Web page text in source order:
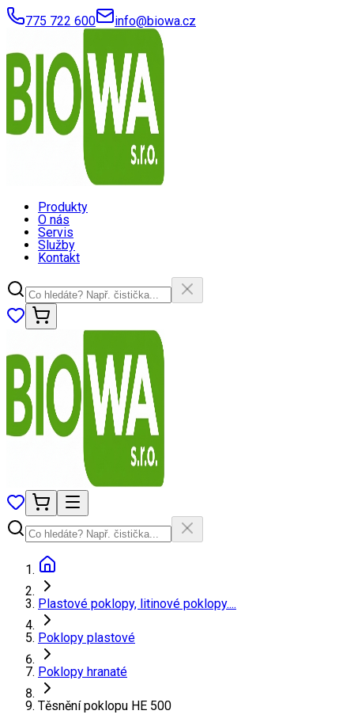
775 722 600 info@biowa.cz
Produkty
O nás
Servis
Služby
Kontakt
Plastové poklopy, litinové poklopy....
Poklopy plastové
Poklopy hranaté
Těsnění poklopu HE 500